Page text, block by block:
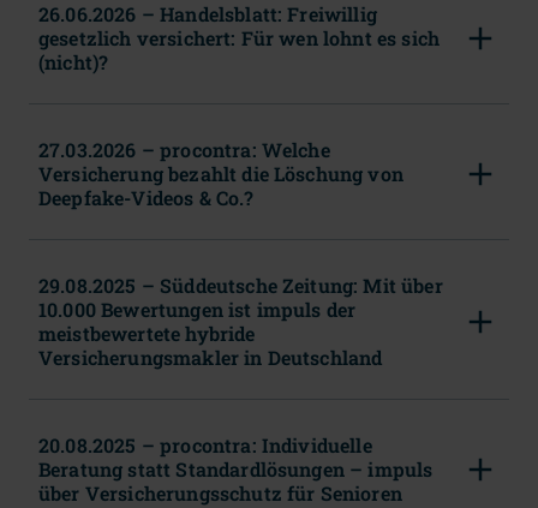
26.06.2026 – Handelsblatt: Freiwillig
gesetzlich versichert: Für wen lohnt es sich
(nicht)?
27.03.2026 – procontra: Welche
Versicherung bezahlt die Löschung von
Deepfake-Videos & Co.?
29.08.2025 – Süddeutsche Zeitung: Mit über
10.000 Bewertungen ist impuls der
meistbewertete hybride
Versicherungsmakler in Deutschland
20.08.2025 – procontra: Individuelle
Beratung statt Standardlösungen – impuls
über Versicherungsschutz für Senioren